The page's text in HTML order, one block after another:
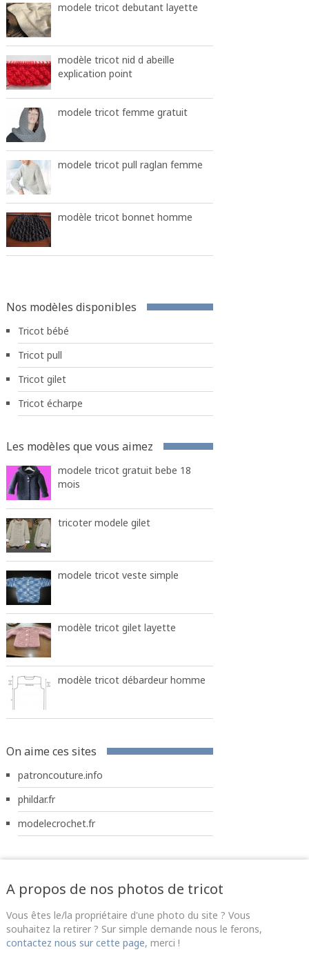
modele tricot debutant layette
modèle tricot nid d abeille
explication point
modele tricot femme gratuit
modele tricot pull raglan femme
modèle tricot bonnet homme
Nos modèles disponibles
Tricot bébé
Tricot pull
Tricot gilet
Tricot écharpe
Les modèles que vous aimez
modele tricot gratuit bebe 18
mois
tricoter modele gilet
modele tricot veste simple
modèle tricot gilet layette
modèle tricot débardeur homme
On aime ces sites
patroncouture.info
phildar.fr
modelecrochet.fr
A propos de nos photos de tricot
Vous êtes le/la propriétaire d'une photo du site ? Vous
souhaitez la retirer ? Sur simple demande nous le ferons,
contactez nous sur cette page, merci !